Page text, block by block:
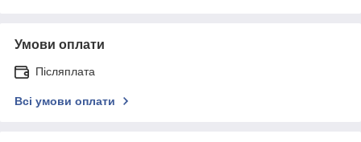
Умови оплати
Післяплата
Всі умови оплати